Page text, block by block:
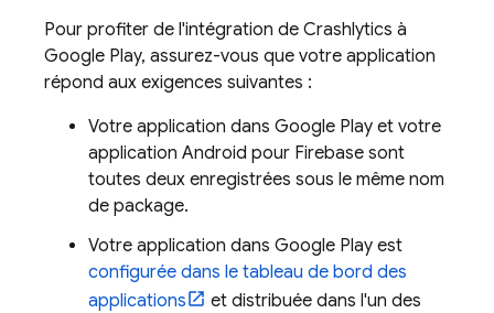
Pour profiter de l'intégration de Crashlytics à
Google Play, assurez-vous que votre application
répond aux exigences suivantes :
Votre application dans Google Play et votre
application Android pour Firebase sont
toutes deux enregistrées sous le même nom
de package.
Votre application dans Google Play est
configurée dans le tableau de bord des
applications
et distribuée dans l'un des